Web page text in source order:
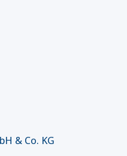
& Co. KG